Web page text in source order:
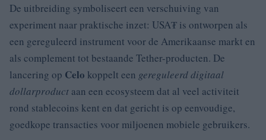
De uitbreiding symboliseert een verschuiving van
experiment naar praktische inzet: USA₮ is ontworpen als
een gereguleerd instrument voor de Amerikaanse markt en
als complement tot bestaande Tether-producten. De
lancering op Celo koppelt een gereguleerd digitaal
dollarproduct aan een ecosysteem dat al veel activiteit
rond stablecoins kent en dat gericht is op eenvoudige,
goedkope transacties voor miljoenen mobiele gebruikers.